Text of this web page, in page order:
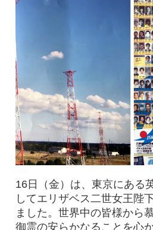
16日（金）は、東京にある
してエリザベス二世女王陛
ました。世界中の皆様から
御霊の安らかなることを心